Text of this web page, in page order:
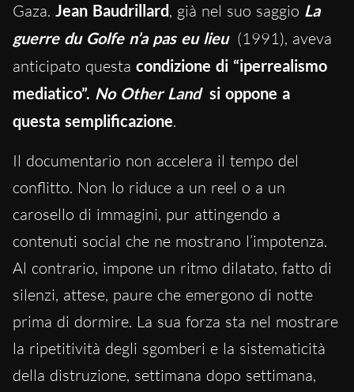
Gaza. Jean Baudrillard, già nel suo saggio La
guerre du Golfe n’a pas eu lieu (1991), aveva
anticipato questa condizione di “iperrealismo
mediatico”. No Other Land si oppone a
questa semplificazione.
Il documentario non accelera il tempo del
conflitto. Non lo riduce a un reel o a un
carosello di immagini, pur attingendo a
contenuti social che ne mostrano l’impotenza.
Al contrario, impone un ritmo dilatato, fatto di
silenzi, attese, paure che emergono di notte
prima di dormire. La sua forza sta nel mostrare
la ripetitività degli sgomberi e la sistematicità
della distruzione, settimana dopo settimana,